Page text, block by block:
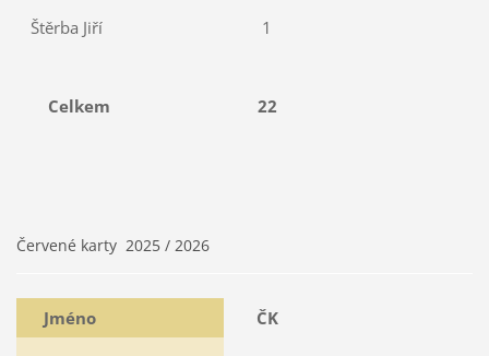
Štěrba Jiří
1
Celkem 22
Červené karty 2025 / 2026
Jméno ČK